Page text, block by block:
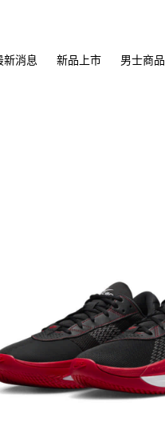
新消息 新品上市 男士商品